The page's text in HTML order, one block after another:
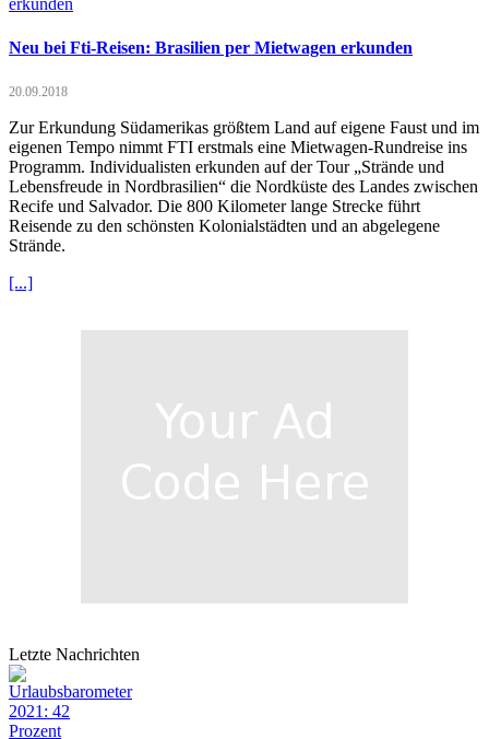
Neu bei Fti-Reisen: Brasilien per Mietwagen erkunden
20.09.2018
Zur Erkundung Südamerikas größtem Land auf eigene Faust und im
eigenen Tempo nimmt FTI erstmals eine Mietwagen-Rundreise ins
Programm. Individualisten erkunden auf der Tour „Strände und
Lebensfreude in Nordbrasilien“ die Nordküste des Landes zwischen
Recife und Salvador. Die 800 Kilometer lange Strecke führt
Reisende zu den schönsten Kolonialstädten und an abgelegene
Strände.
[...]
Letzte Nachrichten